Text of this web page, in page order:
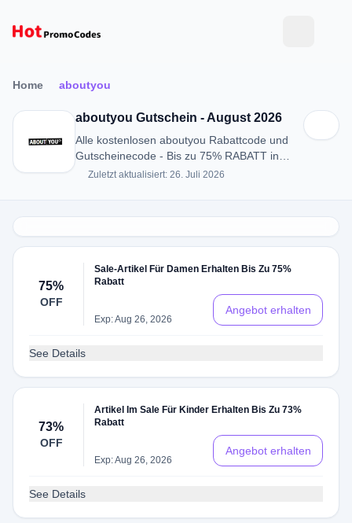
Home aboutyou
aboutyou Gutschein - August 2026
Alle kostenlosen aboutyou Rabattcode und
Gutscheinecode - Bis zu 75% RABATT in
August 2026
Zuletzt aktualisiert: 26. Juli 2026
75%
OFF
Sale-Artikel Für Damen Erhalten Bis Zu 75%
Rabatt
Exp: Aug 26, 2026
Angebot erhalten
See Details
73%
OFF
Artikel Im Sale Für Kinder Erhalten Bis Zu 73%
Rabatt
Exp: Aug 26, 2026
Angebot erhalten
See Details